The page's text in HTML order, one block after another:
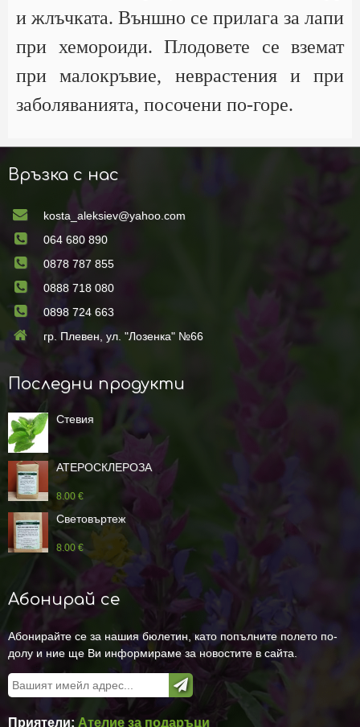
и жлъчката. Външно се прилага за лапи
при хемороиди. Плодовете се вземат
при малокръвие, неврастения и при
заболяванията, посочени по-горе.
Връзка с нас
kosta_aleksiev@yahoo.com
064 680 890
0878 787 855
0888 718 080
0898 724 663
гр. Плевен, ул. "Лозенка" №66
Последни продукти
Стевия
АТЕРОСКЛЕРОЗА
8.00 €
Световъртеж
8.00 €
Абонирай се
Абонирайте се за нашия бюлетин, като попълните полето по-
долу и ние ще Ви информираме за новостите в сайта.
Приятели: Ателие за подаръци